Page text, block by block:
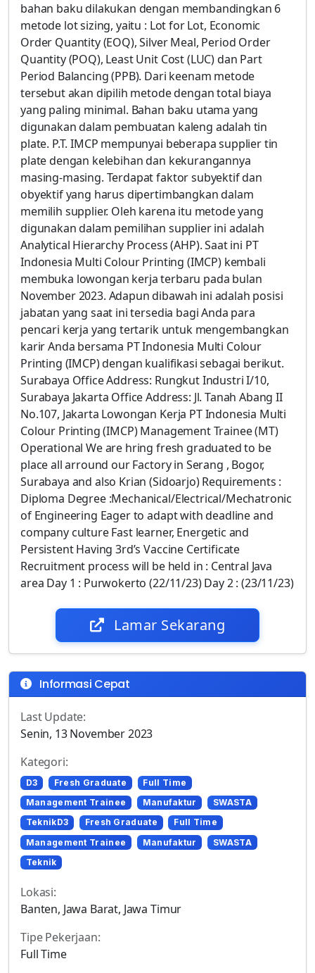
bahan baku dilakukan dengan membandingkan 6
metode lot sizing, yaitu : Lot for Lot, Economic
Order Quantity (EOQ), Silver Meal, Period Order
Quantity (POQ), Least Unit Cost (LUC) dan Part
Period Balancing (PPB). Dari keenam metode
tersebut akan dipilih metode dengan total biaya
yang paling minimal. Bahan baku utama yang
digunakan dalam pembuatan kaleng adalah tin
plate. P.T. IMCP mempunyai beberapa supplier tin
plate dengan kelebihan dan kekurangannya
masing-masing. Terdapat faktor subyektif dan
obyektif yang harus dipertimbangkan dalam
memilih supplier. Oleh karena itu metode yang
digunakan dalam pemilihan supplier ini adalah
Analytical Hierarchy Process (AHP). Saat ini PT
Indonesia Multi Colour Printing (IMCP) kembali
membuka lowongan kerja terbaru pada bulan
November 2023. Adapun dibawah ini adalah posisi
jabatan yang saat ini tersedia bagi Anda para
pencari kerja yang tertarik untuk mengembangkan
karir Anda bersama PT Indonesia Multi Colour
Printing (IMCP) dengan kualifikasi sebagai berikut.
Surabaya Office Address: Rungkut Industri I/10,
Surabaya Jakarta Office Address: Jl. Tanah Abang II
No.107, Jakarta Lowongan Kerja PT Indonesia Multi
Colour Printing (IMCP) Management Trainee (MT)
Operational We are hring fresh graduated to be
place all arround our Factory in Serang , Bogor,
Surabaya and also Krian (Sidoarjo) Requirements :
Diploma Degree :Mechanical/Electrical/Mechatronic
of Engineering Eager to adapt with deadline and
company culture Fast learner, Energetic and
Persistent Having 3rd’s Vaccine Certificate
Recruitment process will be held in : Central Java
area Day 1 : Purwokerto (22/11/23) Day 2 : (23/11/23)
Lamar Sekarang
Informasi Cepat
Last Update:
Senin, 13 November 2023
Kategori:
D3 Fresh Graduate
Full Time
Management Trainee
Manufaktur
SWASTA
TeknikD3
Fresh Graduate
Full Time
Management Trainee
Manufaktur
SWASTA
Teknik
Lokasi:
Banten, Jawa Barat, Jawa Timur
Tipe Pekerjaan:
Full Time